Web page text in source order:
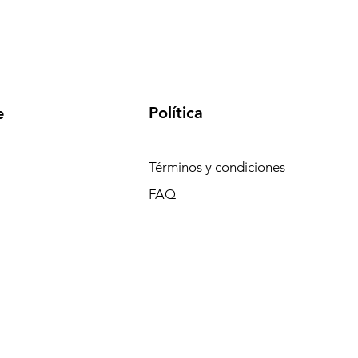
Política
Términos y condiciones
FAQ